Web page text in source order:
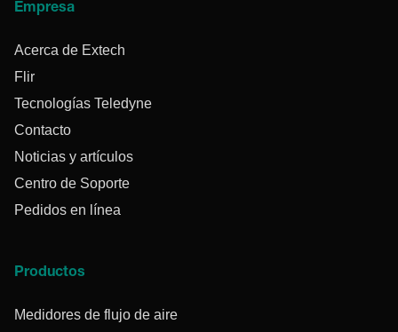
Empresa
Acerca de Extech
Flir
Tecnologías Teledyne
Contacto
Noticias y artículos
Centro de Soporte
Pedidos en línea
Productos
Medidores de flujo de aire